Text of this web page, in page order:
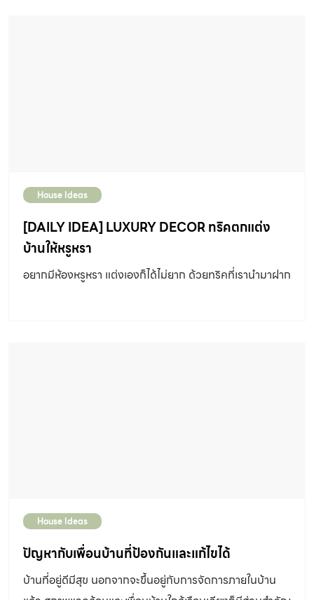
คนที่มีความสูงต่างกันยังใช้งานได้สะดวก หลีกเลี่ยงเคาน์เตอร์
ที่เตี้ยไป เพราะจะต้องก้มตัวลงเพื่อการใช้งาน ระดับความสูง
จึงควรปรับให้เหมาะสม และเพื่อความสะดวกในการยืน ควรมี
ระยะกันเตะ (ที่ว่างบริเวณฐานเคาน์เตอร์) สูง 10 เซนติเมตร
ลึก […]
House Ideas
[DAILY IDEA] LUXURY DECOR ทริคตกแต่ง
บ้านให้หรูหรา
อยากมีห้องหรูหรา แต่งเองก็ได้ไม่ยาก ด้วยทริคที่เรานำมาฝาก
House Ideas
ปัญหากับเพื่อนบ้านที่ป้องกันและแก้ไขได้
บ้านที่อยู่ดีมีสุข นอกจากจะขึ้นอยู่กับการจัดการภายในบ้าน